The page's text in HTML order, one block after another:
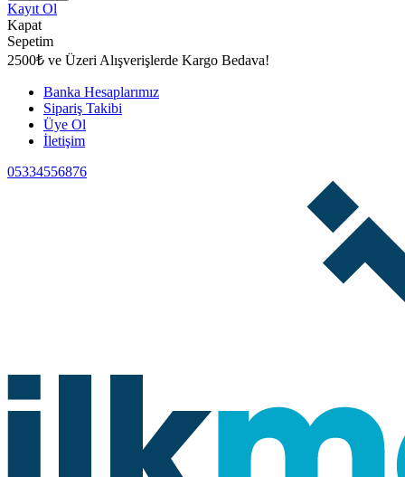
Kayıt Ol
Kapat
Sepetim
2500₺ ve Üzeri Alışverişlerde Kargo Bedava!
Banka Hesaplarımız
Sipariş Takibi
Üye Ol
İletişim
05334556876